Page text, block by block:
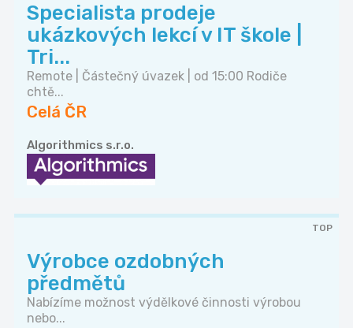
Specialista prodeje
ukázkových lekcí v IT škole |
Tri...
Remote | Částečný úvazek | od 15:00 Rodiče
chtě...
Celá ČR
Algorithmics s.r.o.
TOP
Výrobce ozdobných
předmětů
Nabízíme možnost výdělkové činnosti výrobou
nebo...